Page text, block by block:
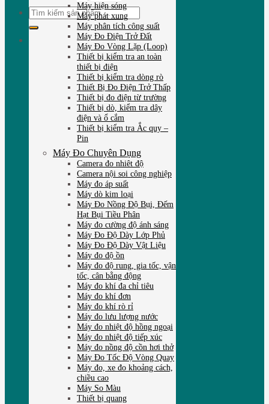
Tìm
kiếm:
Máy hiện sóng
Máy phát xung
Máy phân tích công suất
Máy Đo Điện Trở Đất
Máy Đo Vòng Lặp (Loop)
Thiết bị kiểm tra an toàn
thiết bị điện
Thiết bị kiểm tra dòng rò
Thiết Bị Đo Điện Trở Thấp
Thiết bị đo điện từ trường
Thiết bị dò, kiểm tra dây
điện và ổ cắm
Thiết bị kiểm tra Ắc quy –
Pin
Máy Đo Chuyên Dụng
Camera đo nhiêt độ
Camera nội soi công nghiệp
Máy đo áp suất
Máy dò kim loại
Máy Đo Nồng Độ Bụi, Đếm
Hạt Bụi Tiều Phân
Máy đo cường độ ánh sáng
Máy Đo Độ Dày Lớp Phủ
Máy Đo Độ Dày Vật Liệu
Máy đo độ ồn
Máy đo độ rung, gia tốc, vận
tốc, cân bằng động
Máy đo khí đa chỉ tiêu
Máy đo khí đơn
Máy đo khí rò rỉ
Máy đo lưu lượng nước
Máy đo nhiệt độ hồng ngoại
Máy đo nhiệt độ tiếp xúc
Máy đo nồng độ cồn hơi thở
Máy Đo Tốc Độ Vòng Quay
Máy đo, xe đo khoảng cách,
chiều cao
Máy So Màu
Thiết bị quang